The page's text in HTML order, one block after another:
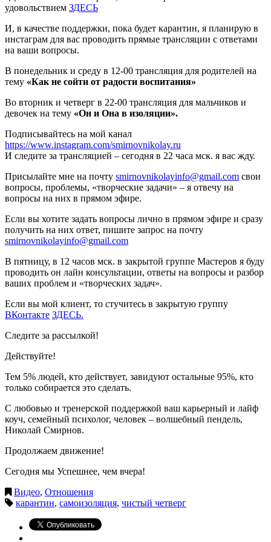
удовольствием ЗДЕСЬ
И, в качестве поддержки, пока будет карантин, я планирую в
инстаграм для вас проводить прямые трансляции с ответами
на ваши вопросы.
В понедельник и среду в 12-00 трансляция для родителей на
тему «Как не сойти от радости воспитания»
Во вторник и четверг в 22-00 трансляция для мальчиков и
девочек на тему «Он и Она в изоляции».
Подписывайтесь на мой канал
https://www.instagram.com/smirnovnikolay.ru
И следите за трансляцией – сегодня в 22 часа мск. я вас жду.
Присылайте мне на почту smirnovnikolayinfo@gmail.com свои
вопросы, проблемы, «творческие задачи» – я отвечу на
вопросы на них в прямом эфире.
Если вы хотите задать вопросы лично в прямом эфире и сразу
получить на них ответ, пишите запрос на почту
smirnovnikolayinfo@gmail.com
В пятницу, в 12 часов мск. в закрытой группе Мастеров я буду
проводить он лайн консультации, ответы на вопросы и разбор
ваших проблем и «творческих задач».
Если вы мой клиент, то стучитесь в закрытую группу
ВКонтакте ЗДЕСЬ.
Следите за рассылкой!
Действуйте!
Тем 5% людей, кто действует, завидуют остальные 95%, кто
только собирается это сделать.
С любовью и тренерской поддержкой ваш карьерный и лайф
коуч, семейный психолог, человек – волшебный пендель,
Николай Смирнов.
Продолжаем движение!
Сегодня мы Успешнее, чем вчера!
Видео, Отношения
карантин, самоизоляция, чистый четверг